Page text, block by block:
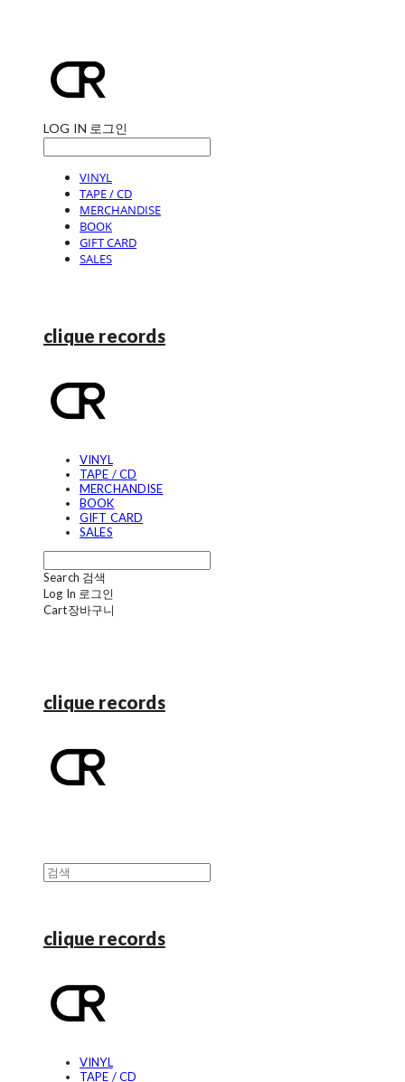
LOG IN 로그인
VINYL
TAPE / CD
MERCHANDISE
BOOK
GIFT CARD
SALES
clique records
VINYL
TAPE / CD
MERCHANDISE
BOOK
GIFT CARD
SALES
Search 검색
Log In 로그인
Cart장바구니
clique records
clique records
VINYL
TAPE / CD